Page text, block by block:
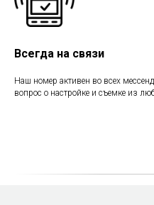
Всегда на связи
Наш номер активен во всех
вопрос о настройке и съемке из